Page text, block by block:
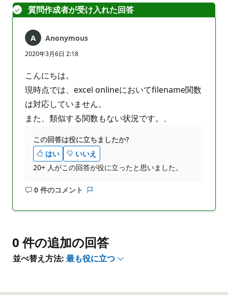
は
あ
ま
ん
質問作成者が受け入れた回答
Anonymous
2020年3月6日 2:18
こんにちは。
現時点では、excel onlineにおいてfilename関数
は対応していません。
また、類似する関数もない状況です。、
この回答は役に立ちましたか?
はい
いいえ
20+ 人がこの回答が役に立ったと思いました。
0 件のコメント
コ
は
あ
り
ん
0 件の追加の回答
並べ替え方法: 最も役に立つ